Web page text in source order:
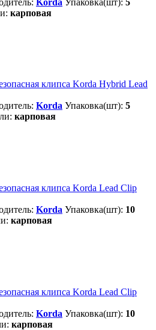
Korda Упаковка(шт): 5
карповая
клипса Korda Hybrid Lead
Korda Упаковка(шт): 5
карповая
клипса Korda Lead Clip
Korda Упаковка(шт): 10
карповая
клипса Korda Lead Clip
Korda Упаковка(шт): 10
карповая